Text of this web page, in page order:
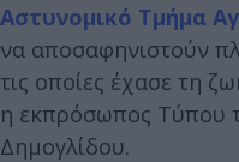
Αστυνομικό Τμήμα
να αποσαφηνιστούν
τις οποίες έχασε τη
η εκπρόσωπος Τύπου
Δημογλίδου.